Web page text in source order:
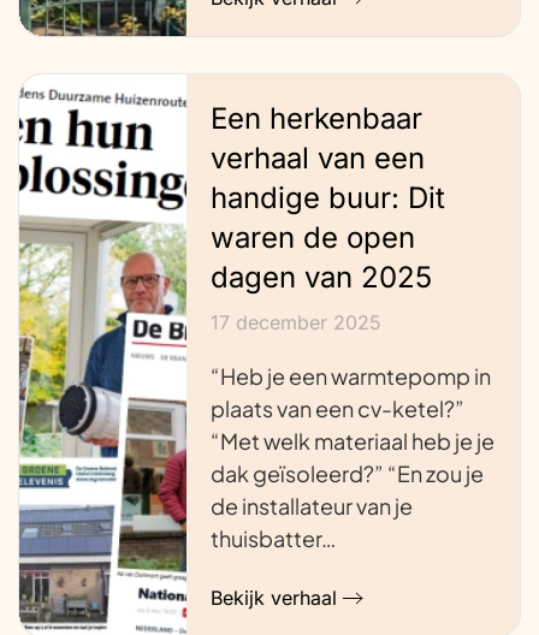
Een herkenbaar
verhaal van een
handige buur: Dit
waren de open
dagen van 2025
17 december 2025
“Heb je een warmtepomp in
plaats van een cv-ketel?”
“Met welk materiaal heb je je
dak geïsoleerd?” “En zou je
de installateur van je
thuisbatter…
Bekijk verhaal